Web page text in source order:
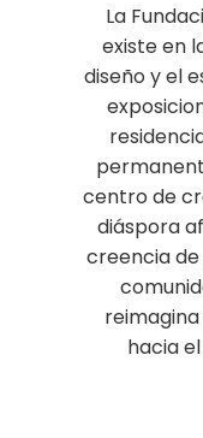
La
existe en
diseño y el
centro de
diáspora
creencia
hacia